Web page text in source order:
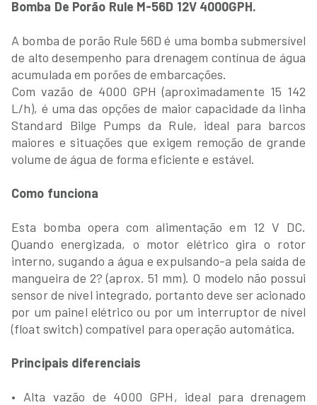
Bomba De Porão Rule M-56D 12V 4000GPH.
A bomba de porão Rule 56D é uma bomba submersível
de alto desempenho para drenagem contínua de água
acumulada em porões de embarcações.
Com vazão de 4000 GPH (aproximadamente 15 142
L/h), é uma das opções de maior capacidade da linha
Standard Bilge Pumps da Rule, ideal para barcos
maiores e situações que exigem remoção de grande
volume de água de forma eficiente e estável.
Como funciona
Esta bomba opera com alimentação em 12 V DC.
Quando energizada, o motor elétrico gira o rotor
interno, sugando a água e expulsando-a pela saída de
mangueira de 2? (aprox. 51 mm). O modelo não possui
sensor de nível integrado, portanto deve ser acionado
por um painel elétrico ou por um interruptor de nível
(float switch) compatível para operação automática.
Principais diferenciais
• Alta vazão de 4000 GPH, ideal para drenagem